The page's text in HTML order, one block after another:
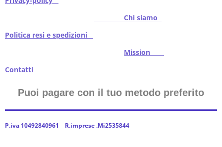
Chi siamo
Politica resi e spedizioni
Mission
Contatti
Puoi pagare con il tuo metodo preferito
P.iva 10492840961 R.imprese .Mi2535844